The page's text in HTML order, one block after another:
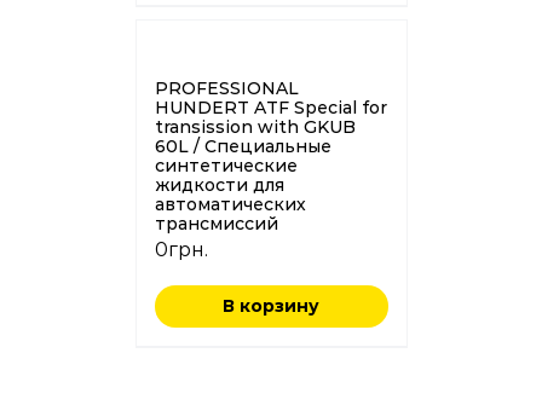
PROFESSIONAL
HUNDERT ATF Special for
transission with GKUB
60L / Специальные
синтетические
жидкости для
автоматических
трансмиссий
0грн.
В корзину